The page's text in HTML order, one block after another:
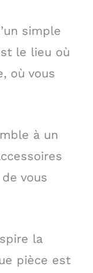
simple
le lieu où
où vous
à un
vous
la
pièce est